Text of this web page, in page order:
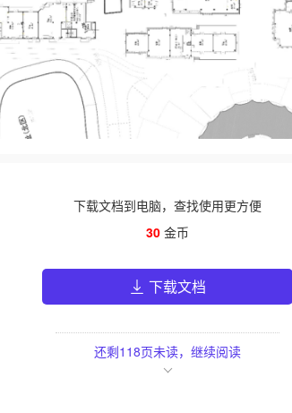
下载文档到电脑，查找使用更方便
30 金币
下载文档
还剩118页未读， 继续阅读